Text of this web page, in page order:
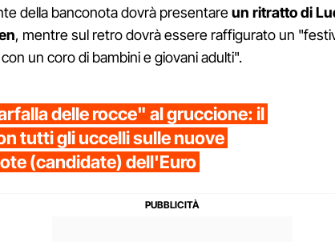
della banconota dovrà presentareun ritratto di
, mentre sul retro dovrà essere raffigurato un
un coro di bambini e giovani adulti".
delle rocce" al gruccione: il
tutti gli uccelli sulle nuove
(candidate) dell'Euro